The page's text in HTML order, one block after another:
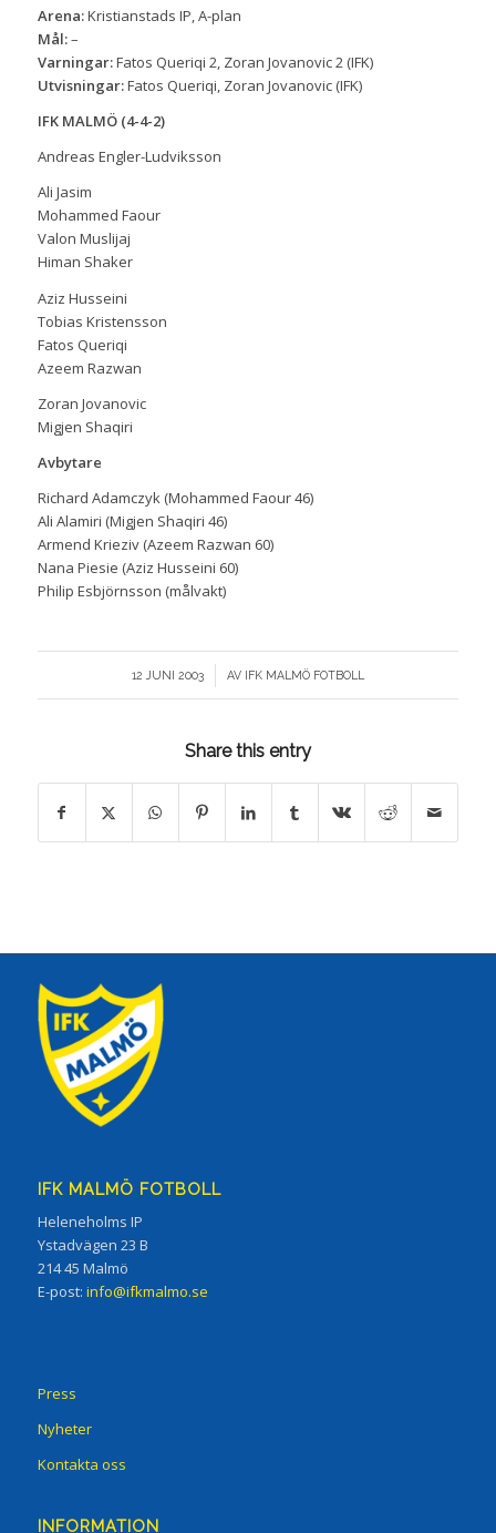
Arena:Kristianstads IP, A-plan
Mål:–
Varningar:Fatos Queriqi 2, Zoran Jovanovic 2 (IFK)
Utvisningar:Fatos Queriqi, Zoran Jovanovic (IFK)
IFK MALMÖ (4-4-2)
Andreas Engler-Ludviksson
Ali Jasim
Mohammed Faour
Valon Muslijaj
Himan Shaker
Aziz Husseini
Tobias Kristensson
Fatos Queriqi
Azeem Razwan
Zoran Jovanovic
Migjen Shaqiri
Avbytare
Richard Adamczyk (Mohammed Faour 46)
Ali Alamiri (Migjen Shaqiri 46)
Armend Krieziv (Azeem Razwan 60)
Nana Piesie (Aziz Husseini 60)
Philip Esbjörnsson (målvakt)
12 JUNI 2003
/ AV IFK MALMÖ FOTBOLL
Share this entry
IFK MALMÖ FOTBOLL
Heleneholms IP
Ystadvägen 23 B
214 45 Malmö
E-post: info@ifkmalmo.se
Press
Nyheter
Kontakta oss
INFORMATION